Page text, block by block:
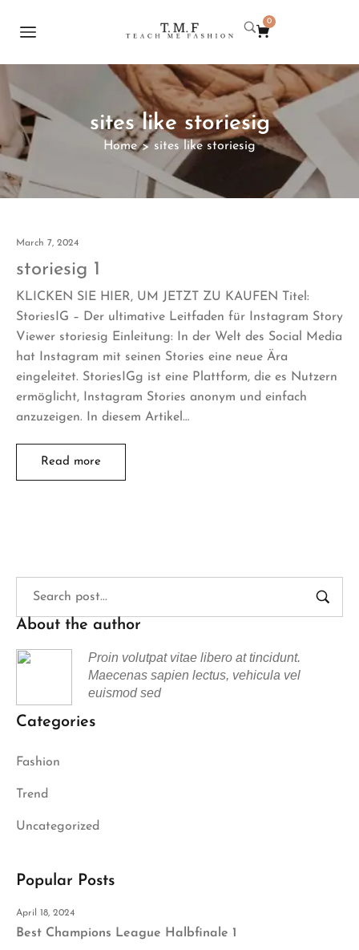
0
sites like storiesig
Home > sites like storiesig
March 7, 2024
storiesig 1
KLICKEN SIE HIER, UM JETZT ZU KAUFEN Titel:
StoriesIG – Der ultimative Leitfaden für Instagram Story
Viewer storiesig Einleitung: In der Welt des Social Media
hat Instagram mit seinen Stories eine neue Ära
eingeleitet. StoriesIGg ist eine Plattform, die es Nutzern
ermöglicht, Instagram Stories anonym und einfach
anzuzeigen. In diesem Artikel…
Read more
About the author
Proin volutpat vitae libero at tincidunt.
Maecenas sapien lectus, vehicula vel
euismod sed
Categories
Fashion
Trend
Uncategorized
Popular Posts
April 18, 2024
Best Champions League Halbfinale 1